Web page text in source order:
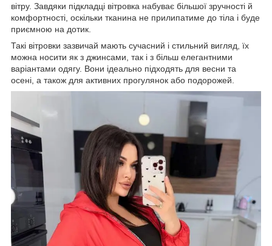
вітру. Завдяки підкладці вітровка набуває більшої зручності й
комфортності, оскільки тканина не прилипатиме до тіла і буде
приємною на дотик.
Такі вітровки зазвичай мають сучасний і стильний вигляд, їх
можна носити як з джинсами, так і з більш елегантними
варіантами одягу. Вони ідеально підходять для весни та
осені, а також для активних прогулянок або подорожей.